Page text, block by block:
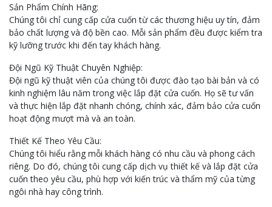
Sản Phẩm Chính Hãng:
Chúng tôi chỉ cung cấp cửa cuốn từ các thương hiệu uy tín, đảm
bảo chất lượng và độ bền cao. Mỗi sản phẩm đều được kiểm tra
kỹ lưỡng trước khi đến tay khách hàng.
Đội Ngũ Kỹ Thuật Chuyên Nghiệp:
Đội ngũ kỹ thuật viên của chúng tôi được đào tạo bài bản và có
kinh nghiệm lâu năm trong việc lắp đặt cửa cuốn. Họ sẽ tư vấn
và thực hiện lắp đặt nhanh chóng, chính xác, đảm bảo cửa cuốn
hoạt động mượt mà và an toàn.
Thiết Kế Theo Yêu Cầu:
Chúng tôi hiểu rằng mỗi khách hàng có nhu cầu và phong cách
riêng. Do đó, chúng tôi cung cấp dịch vụ thiết kế và lắp đặt cửa
cuốn theo yêu cầu, phù hợp với kiến trúc và thẩm mỹ của từng
ngôi nhà hay công trình.